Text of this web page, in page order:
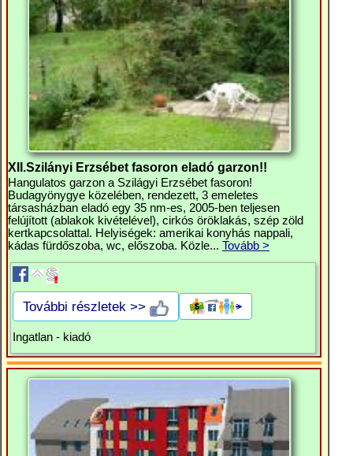
XII.Szilányi Erzsébet fasoron eladó garzon!!
Hangulatos garzon a Szilágyi Erzsébet fasoron!
Budagyönygye közelében, rendezett, 3 emeletes
társasházban eladó egy 35 nm-es, 2005-ben teljesen
felújított (ablakok kivételével), cirkós öröklakás, szép zöld
kertkapcsolattal. Helyiségek: amerikai konyhás nappali,
kádas fürdőszoba, wc, előszoba. Közle... Tovább >
További részletek >>
Ingatlan - kiadó